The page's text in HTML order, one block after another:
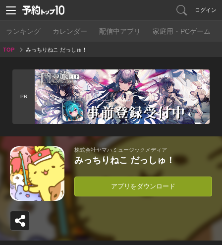
ログイン
ランキング カレンダー 配信中アプリ 家庭用・PCゲーム
TOP みっちりねこ だっしゅ！
PR
株式会社ヤマハミュージックメディア
みっちりねこ だっしゅ！
アプリをダウンロード